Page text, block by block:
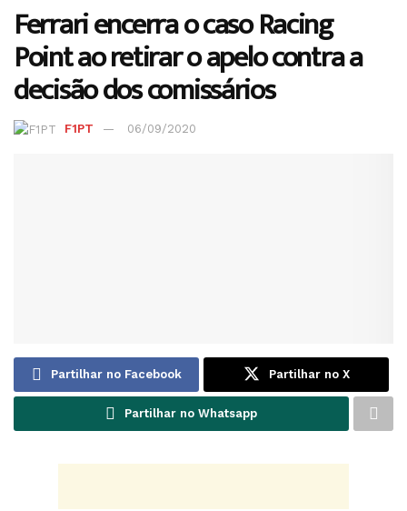
Ferrari encerra o caso Racing
Point ao retirar o apelo contra a
decisão dos comissários
F1PT 06/09/2020
Partilhar no Facebook Partilhar no X
Partilhar no Whatsapp